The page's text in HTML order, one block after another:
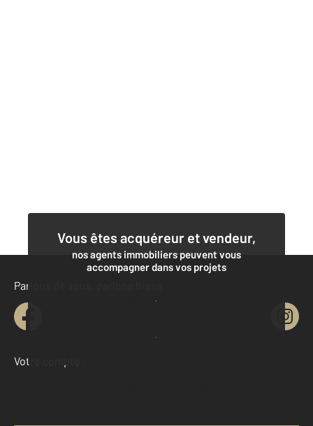
Vous êtes acquéreur et vendeur,
nos agents immobiliers peuvent vous
accompagner dans vos projets
Contacter l'agence
Demander une estimation
Parlons de vous, parlons biens
Votre compte :
Accéder à mon compte